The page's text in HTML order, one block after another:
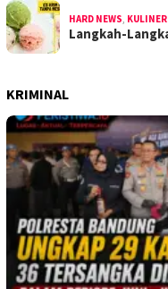
HARD NEWS, KULINER
Langkah-
KRIMINAL